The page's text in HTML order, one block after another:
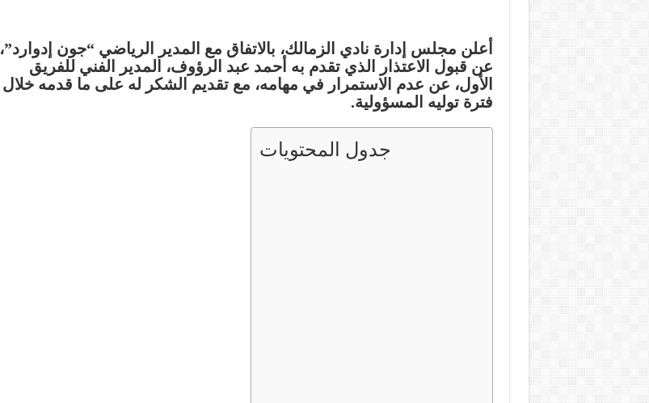
أعلن مجلس إدارة نادي الزمالك، بالاتفاق مع المدير الرياضي “جون إدوارد”،
عن قبول الاعتذار الذي تقدم به أحمد عبد الرؤوف، المدير الفني للفريق
الأول، عن عدم الاستمرار في مهامه، مع تقديم الشكر له على ما قدمه خلال
فترة توليه المسؤولية.
جدول المحتويات